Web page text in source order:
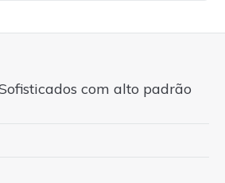
com alto padrão